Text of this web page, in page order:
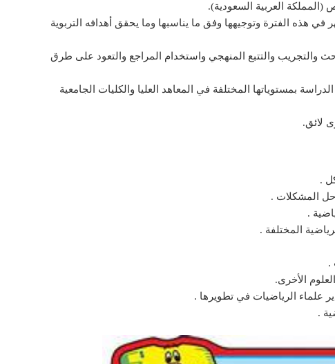
(المملكة العربية السعودية).
هذه الفترة وتوجيهها وفق ما يناسبها وما يحقق أهدافه التربوية
والتجريب والتتبع المنهجي واستخدام المراجع والتعود على طرق
بمستوياتها المختلفة في المعاهد العليا والكليات الجامعية
لائق.
.
المشكلات .
.
المختلفة .
.
الأخرى.
علماء الرياضيات في تطويرها .
.